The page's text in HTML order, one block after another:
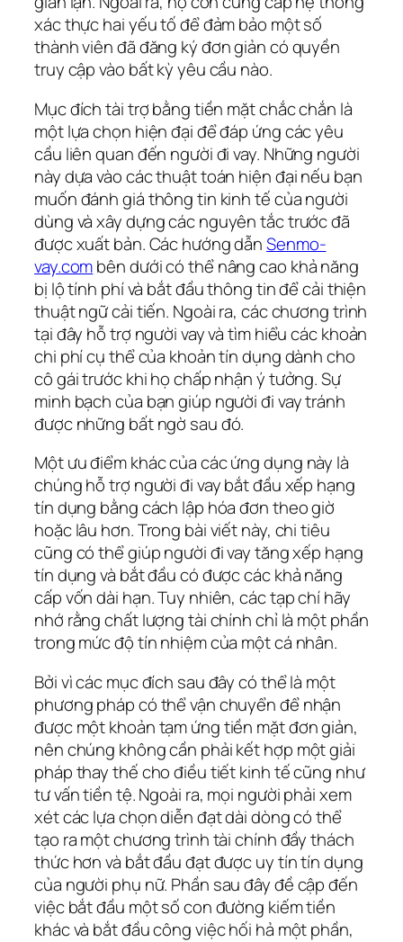
xác thực hai yếu tố để đảm bảo một số
thành viên đã đăng ký đơn giản có quyền
truy cập vào bất kỳ yêu cầu nào.
Mục đích tài trợ bằng tiền mặt chắc chắn là
một lựa chọn hiện đại để đáp ứng các yêu
cầu liên quan đến người đi vay. Những người
này dựa vào các thuật toán hiện đại nếu bạn
muốn đánh giá thông tin kinh tế của người
dùng và xây dựng các nguyên tắc trước đã
được xuất bản. Các hướng dẫnSenmo-
vay.combên dưới có thể nâng cao khả năng
bị lộ tính phí và bắt đầu thông tin để cải thiện
thuật ngữ cải tiến. Ngoài ra, các chương trình
tại đây hỗ trợ người vay và tìm hiểu các khoản
chi phí cụ thể của khoản tín dụng dành cho
cô gái trước khi họ chấp nhận ý tưởng. Sự
minh bạch của bạn giúp người đi vay tránh
được những bất ngờ sau đó.
Một ưu điểm khác của các ứng dụng này là
chúng hỗ trợ người đi vay bắt đầu xếp hạng
tín dụng bằng cách lập hóa đơn theo giờ
hoặc lâu hơn. Trong bài viết này, chi tiêu
cũng có thể giúp người đi vay tăng xếp hạng
tín dụng và bắt đầu có được các khả năng
cấp vốn dài hạn. Tuy nhiên, các tạp chí hãy
nhớ rằng chất lượng tài chính chỉ là một phần
trong mức độ tín nhiệm của một cá nhân.
Bởi vì các mục đích sau đây có thể là một
phương pháp có thể vận chuyển để nhận
được một khoản tạm ứng tiền mặt đơn giản,
nên chúng không cần phải kết hợp một giải
pháp thay thế cho điều tiết kinh tế cũng như
tư vấn tiền tệ. Ngoài ra, mọi người phải xem
xét các lựa chọn diễn đạt dài dòng có thể
tạo ra một chương trình tài chính đầy thách
thức hơn và bắt đầu đạt được uy tín tín dụng
của người phụ nữ. Phần sau đây đề cập đến
việc bắt đầu một số con đường kiếm tiền
khác và bắt đầu công việc hối hả một phần,